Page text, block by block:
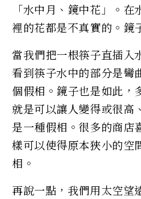
「水中月、鏡中花」。
裡的花都是不真實的。鏡
當我們把一根筷子直插入
看到筷子水中的部分是彎
個假相。鏡子也是如此，
就是可以讓人變得或很高
是一種假相。很多的商店
樣可以使得原本狹小的空
相。
再說一點，我們用太空望